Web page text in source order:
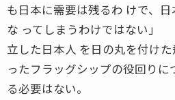
も日本に需要は残るわ けで、
な ってしまうわけではない」
立した日本人 を日の丸を付け
ったフラッグシップの役回りに
る必要はない。